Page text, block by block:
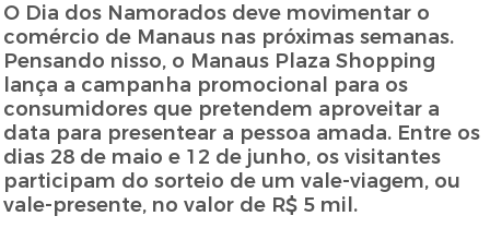
O Dia dos Namorados deve movimentar o
comércio de Manaus nas próximas semanas.
Pensando nisso, o Manaus Plaza Shopping
lança a campanha promocional para os
consumidores que pretendem aproveitar a
data para presentear a pessoa amada. Entre os
dias 28 de maio e 12 de junho, os visitantes
participam do sorteio de um vale-viagem, ou
vale-presente, no valor de R$ 5 mil.